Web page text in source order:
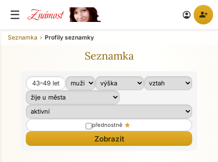
☰ Známost account_circle person_add
Seznamka Profily seznamky
Seznamka
Věk od
Věk do
43–49 let
přednostně star